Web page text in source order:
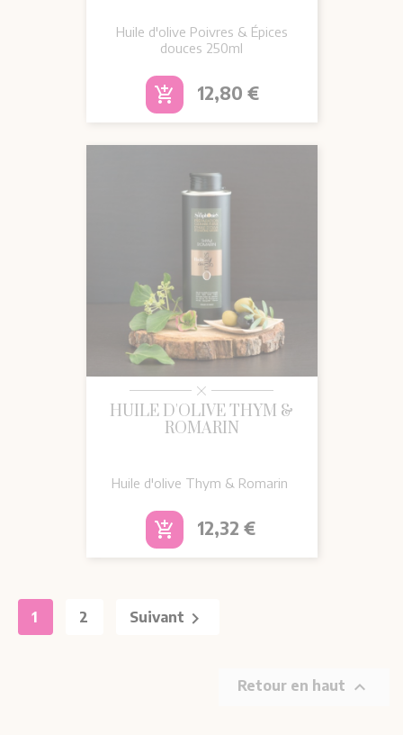
Huile d'olive Poivres & Épices
douces 250ml
add_shopping_cart Prix
12,80 €
HUILE D'OLIVE THYM &
ROMARIN
Huile d'olive Thym & Romarin
add_shopping_cart Prix
12,32 €
1 2 Suivant 
Retour en haut 